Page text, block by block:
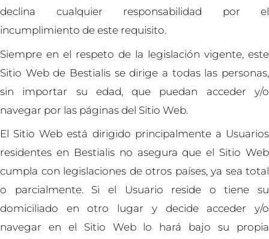
declina cualquier responsabilidad por el
incumplimiento de este requisito.
Siempre en el respeto de la legislación vigente, este
Sitio Web de Bestialis se dirige a todas las personas,
sin importar su edad, que puedan acceder y/o
navegar por las páginas del Sitio Web.
El Sitio Web está dirigido principalmente a Usuarios
residentes en Bestialis no asegura que el Sitio Web
cumpla con legislaciones de otros países, ya sea total
o parcialmente. Si el Usuario reside o tiene su
domiciliado en otro lugar y decide acceder y/o
navegar en el Sitio Web lo hará bajo su propia